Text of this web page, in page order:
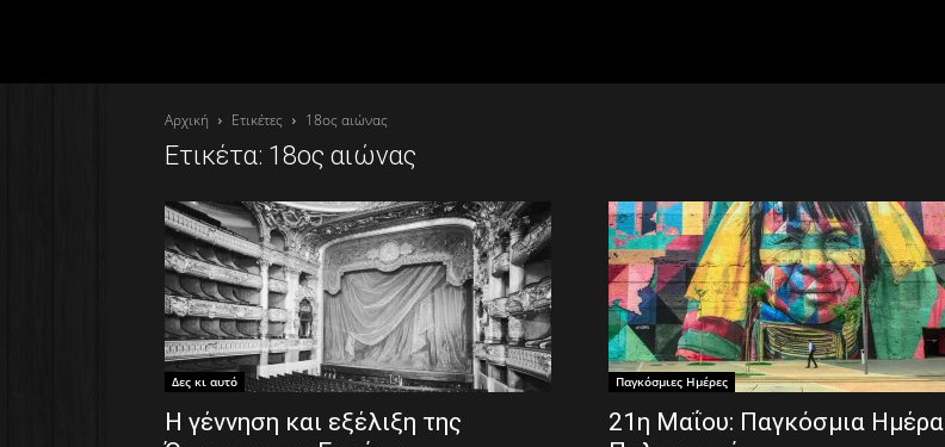
Αρχική Ετικέτες 18ος αιώνας
Ετικέτα: 18ος αιώνας
Δες κι αυτό
Η γέννηση και εξέλιξη της
Παγκόσμιες Ημέρες
21η Μαΐου: Παγκόσμια Ημέρα